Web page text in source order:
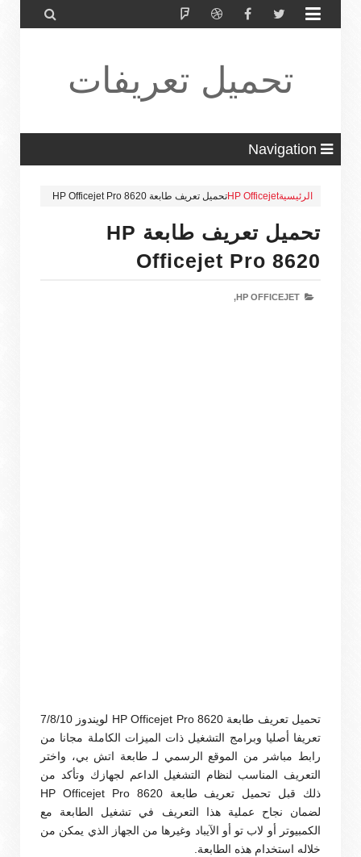


تحميل تعريفات
طابعة ولاب
توب HP Driver
الرئيسيةHP Officejetتحميل تعريف طابعة HP Officejet Pro 8620
تحميل تعريف طابعة HP
Officejet Pro 8620
HP OFFICEJET,
تحميل تعريف طابعة HP Officejet Pro 8620 لويندوز 7/8/10
تعريفا أصليا وبرامج التشغيل ذات الميزات الكاملة مجانا من
رابط مباشر من الموقع الرسمي لـ طابعة اتش بي، واختر
التعريف المناسب لنظام التشغيل الداعم لجهازك وتأكد من
ذلك قبل تحميل تعريف طابعة HP Officejet Pro 8620
لضمان نجاح عملية هذا التعريف في تشغيل الطابعة مع
الكمبيوتر أو لاب تو أو الآيباد وغيرها من الجهاز الذي يمكن من
خلاله استخدام هذه الطابعة.